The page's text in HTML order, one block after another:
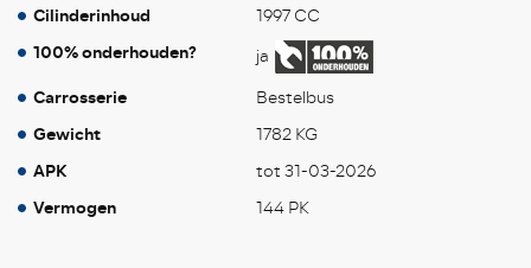
Cilinderinhoud 1997 CC
100% onderhouden? ja
Carrosserie Bestelbus
Gewicht 1782 KG
APK tot 31-03-2026
Vermogen 144 PK